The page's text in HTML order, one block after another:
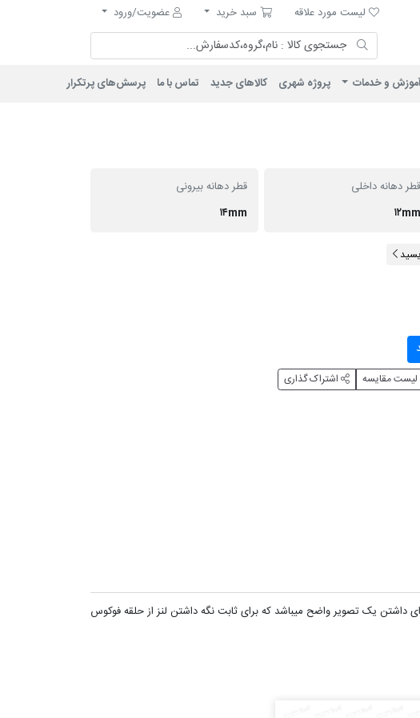
لیست مورد علاقه
لیست مورد علاقه سبد خرید
سبد خرید
عضویت/ورود
و خدمات پروژه شهری کالاهای جدید تماس با ما پرسش‌های پرتکرار
قطر دهانه داخلی
۱۲mm
قطر دهانه بیرونی
۱۴mm
لیست مقایسه اشتراک گذاری
داشتن یک تصویر واضح میباشد که برای ثابت نگه داشتن لنز از حلقه فوکوس